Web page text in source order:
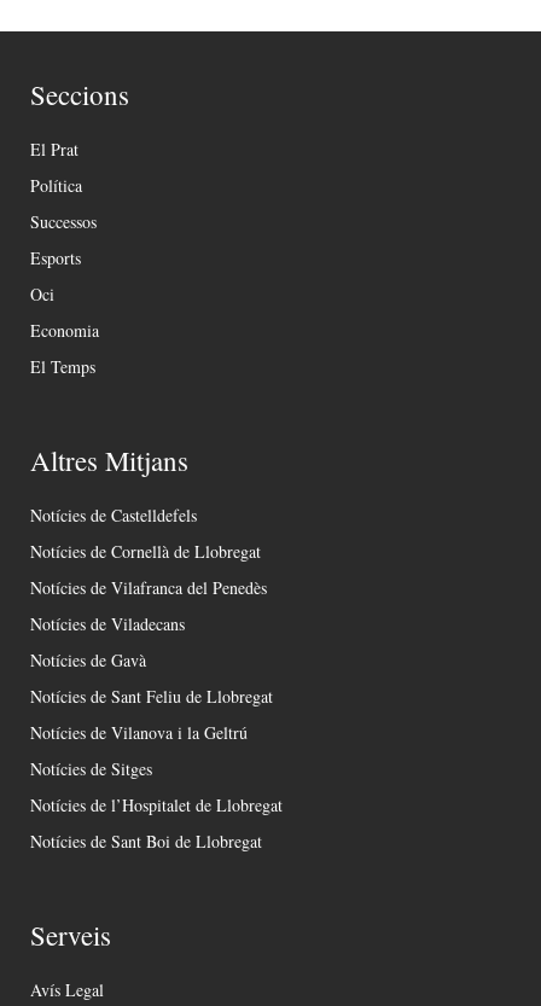
Seccions
El Prat
Política
Successos
Esports
Oci
Economia
El Temps
Altres Mitjans
Notícies de Castelldefels
Notícies de Cornellà de Llobregat
Notícies de Vilafranca del Penedès
Notícies de Viladecans
Notícies de Gavà
Notícies de Sant Feliu de Llobregat
Notícies de Vilanova i la Geltrú
Notícies de Sitges
Notícies de l’Hospitalet de Llobregat
Notícies de Sant Boi de Llobregat
Serveis
Avís Legal